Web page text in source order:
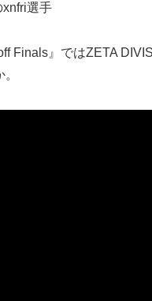
選手
Finals』ではZETA